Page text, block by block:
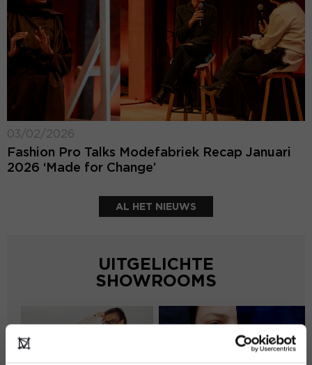
03/02/2026
Fashion Pro Talks Modefabriek Recap Januari
2026 ‘Made for Change’
AL HET NIEUWS
UITGELICHTE
SHOWROOMS